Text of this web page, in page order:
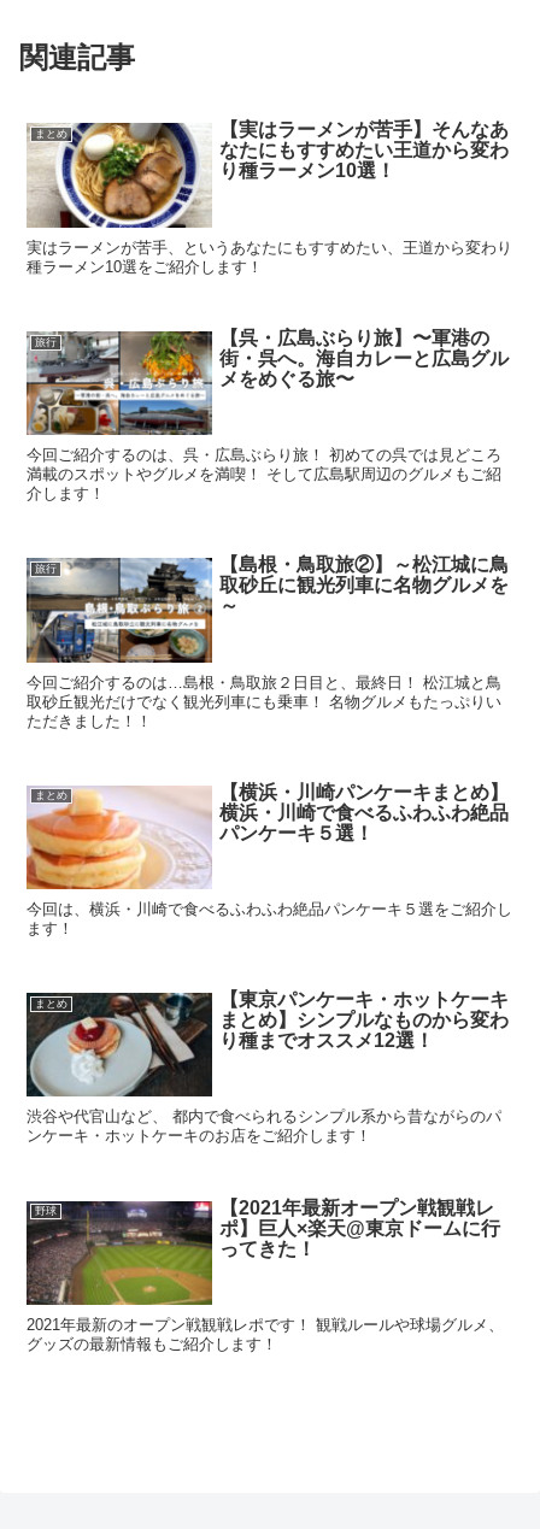
関連記事
まとめ
【実はラーメンが苦手】そんなあ
なたにもすすめたい王道から変わ
り種ラーメン10選！
実はラーメンが苦手、というあなたにもすすめたい、王道から変わり
種ラーメン10選をご紹介します！
旅行
【呉・広島ぶらり旅】〜軍港の
街・呉へ。海自カレーと広島グル
メをめぐる旅〜
今回ご紹介するのは、呉・広島ぶらり旅！ 初めての呉では見どころ
満載のスポットやグルメを満喫！ そして広島駅周辺のグルメもご紹
介します！
旅行
【島根・鳥取旅②】～松江城に鳥
取砂丘に観光列車に名物グルメを
～
今回ご紹介するのは…島根・鳥取旅２日目と、最終日！ 松江城と鳥
取砂丘観光だけでなく観光列車にも乗車！ 名物グルメもたっぷりい
ただきました！！
まとめ
【横浜・川崎パンケーキまとめ】
横浜・川崎で食べるふわふわ絶品
パンケーキ５選！
今回は、横浜・川崎で食べるふわふわ絶品パンケーキ５選をご紹介し
ます！
まとめ
【東京パンケーキ・ホットケーキ
まとめ】シンプルなものから変わ
り種までオススメ12選！
渋谷や代官山など、 都内で食べられるシンプル系から昔ながらのパ
ンケーキ・ホットケーキのお店をご紹介します！
野球
【2021年最新オープン戦観戦レ
ポ】巨人×楽天@東京ドームに行
ってきた！
2021年最新のオープン戦観戦レポです！ 観戦ルールや球場グルメ、
グッズの最新情報もご紹介します！